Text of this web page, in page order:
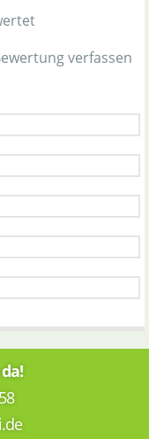
verfassen